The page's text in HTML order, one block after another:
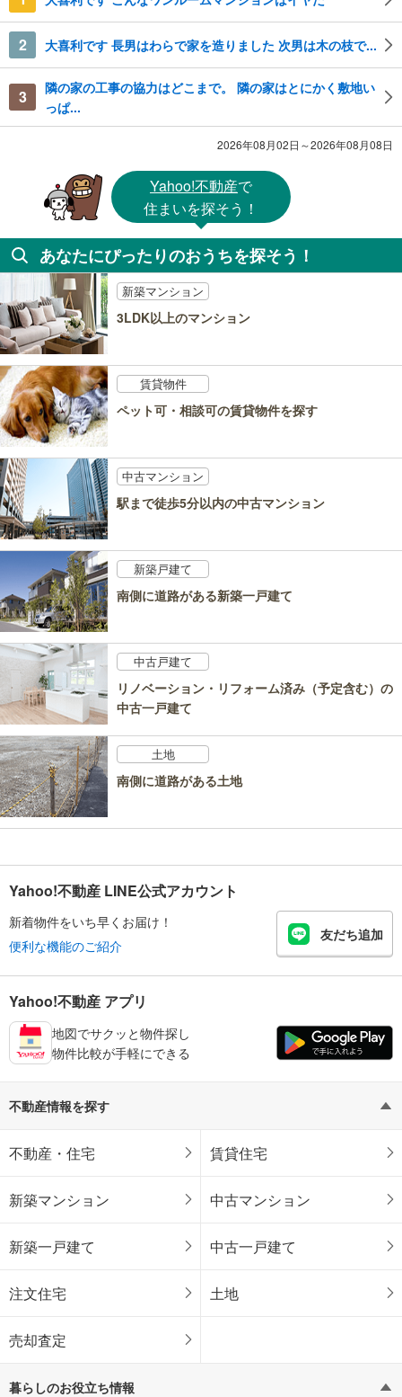
2 大喜利です 長男はわらで家を造りました 次男は木の枝で...
3
隣の家の工事の協力はどこまで。 隣の家はとにかく敷地い
っぱ...
2026年08月02日～2026年08月08日
Yahoo!不動産で
住まいを探そう！
あなたにぴったりのおうちを探そう！
新築マンション
3LDK以上のマンション
賃貸物件
ペット可・相談可の賃貸物件を探す
中古マンション
駅まで徒歩5分以内の中古マンション
新築戸建て
南側に道路がある新築一戸建て
中古戸建て
リノベーション・リフォーム済み（予定含む）の
中古一戸建て
土地
南側に道路がある土地
Yahoo!不動産 LINE公式アカウント
新着物件をいち早くお届け！
便利な機能のご紹介
友だち追加
Yahoo!不動産 アプリ
地図でサクッと物件探し
物件比較が手軽にできる
不動産情報を探す
不動産・住宅 賃貸住宅
新築マンション 中古マンション
新築一戸建て 中古一戸建て
注文住宅 土地
売却査定
暮らしのお役立ち情報